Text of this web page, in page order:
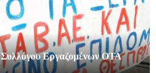
Εργαζομένων ΟΤΑ